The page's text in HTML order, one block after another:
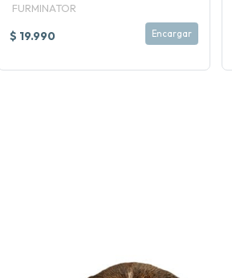
FURMINATOR
$ 19.990 Encargar